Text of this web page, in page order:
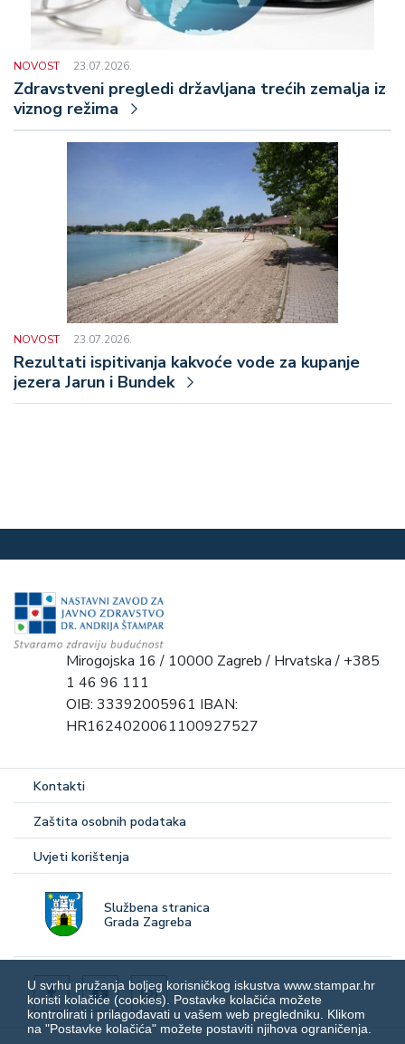
NOVOST 23.07.2026.
Zdravstveni pregledi državljana trećih zemalja iz
viznog režima
NOVOST 23.07.2026.
Rezultati ispitivanja kakvoće vode za kupanje
jezera Jarun i Bundek
Mirogojska 16 / 10000 Zagreb / Hrvatska / +385
1 46 96 111
OIB: 33392005961 IBAN:
HR1624020061100927527
Kontakti
Zaštita osobnih podataka
Uvjeti korištenja
Službena stranica
Grada Zagreba
U svrhu pružanja boljeg korisničkog iskustva www.stampar.hr
koristi kolačiće (cookies). Postavke kolačića možete
kontrolirati i prilagođavati u vašem web pregledniku. Klikom
na "Postavke kolačića" možete postaviti njihova ograničenja.